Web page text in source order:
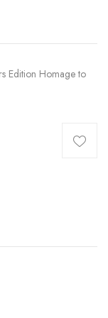
Edition Homage to